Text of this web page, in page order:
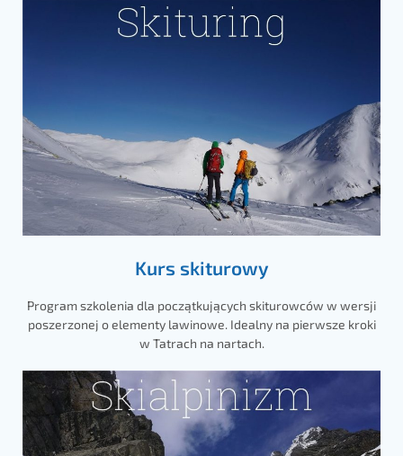
Kurs skiturowy
Program szkolenia dla początkujących skiturowców w wersji
poszerzonej o elementy lawinowe. Idealny na pierwsze kroki
w Tatrach na nartach.